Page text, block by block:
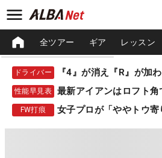
全ツアー ギア レッスン
ドライバー
性能早見表 最新アイアンはロフト角
FW打痕 女子プロが「ややトウ